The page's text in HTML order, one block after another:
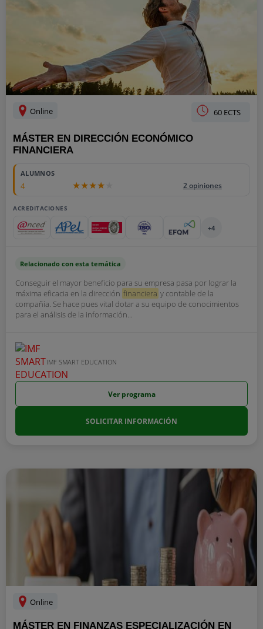
Online 60 ECTS
MÁSTER EN DIRECCIÓN ECONÓMICO
FINANCIERA
ALUMNOS
4 2 opiniones
ACREDITACIONES
+4
Relacionado con esta temática
Conseguir el mayor beneficio para su empresa pasa por lograr la
máxima eficacia en la dirección financiera y contable de la
compañía. Se hace pues vital dotar a su equipo de conocimientos
para el análisis de la información...
IMF SMART EDUCATION
Ver programa
SOLICITAR INFORMACIÓN
Online
MÁSTER EN FINANZAS ESPECIALIZACIÓN EN